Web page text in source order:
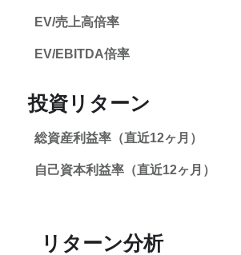
EV/売上高倍率
EV/EBITDA倍率
投資リターン
総資産利益率（直近12ヶ月）
自己資本利益率（直近12ヶ月）
リターン分析